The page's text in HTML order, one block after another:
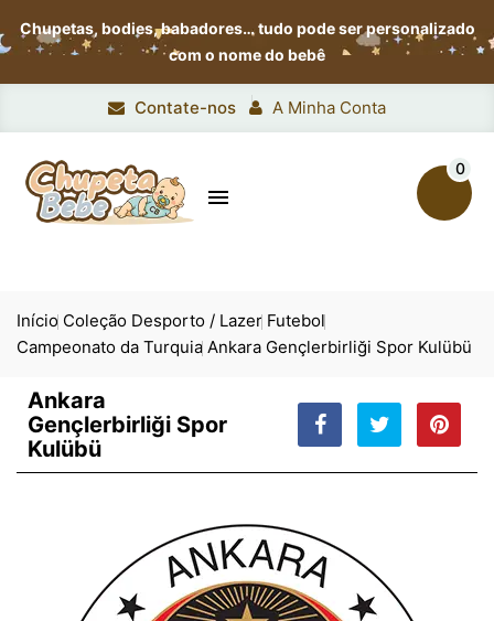
Chupetas, bodies, babadores…tudo pode ser personalizado
com o nome do bebê
Contate-nos A Minha Conta

0
Início Coleção Desporto / Lazer Futebol
Campeonato da Turquia Ankara Gençlerbirliği Spor Kulübü
Ankara
Gençlerbirliği Spor
Kulübü